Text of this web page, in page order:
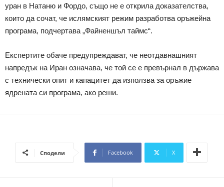
уран в Натаню и Фордо, също не е открила доказателства,
които да сочат, че ислямският режим разработва оръжейна
програма, подчертава „Файненшъл таймс“.
Експертите обаче предупреждават, че неотдавнашният
напредък на Иран означава, че той се е превърнал в държава
с технически опит и капацитет да използва за оръжие
ядрената си програма, ако реши.
Сподели Facebook X